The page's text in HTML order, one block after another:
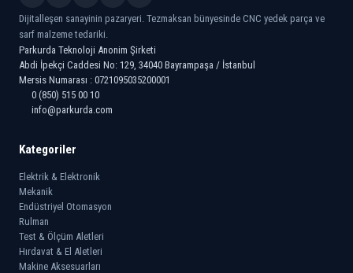
Dijitalleşen sanayinin pazaryeri. Tezmaksan bünyesinde CNC yedek parça ve
sarf malzeme tedariki.
Parkurda Teknoloji Anonim Şirketi
Abdi İpekçi Caddesi No: 129, 34040 Bayrampaşa / İstanbul
Mersis Numarası : 0721095035200001
0 (850) 515 00 10
info@parkurda.com
Kategoriler
Elektrik & Elektronik
Mekanik
Endüstriyel Otomasyon
Rulman
Test & Ölçüm Aletleri
Hırdavat & El Aletleri
Makine Aksesuarları